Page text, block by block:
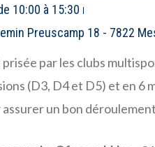
10:00 à 15:30
Preuscamp 18 - 7822
par les clubs
(D3, D4 et D5) et en 6
un bon